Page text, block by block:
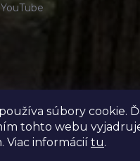
súbory cookie.
tohto webu
Viac informácií tu.